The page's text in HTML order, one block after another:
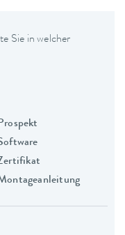
Sie in welcher